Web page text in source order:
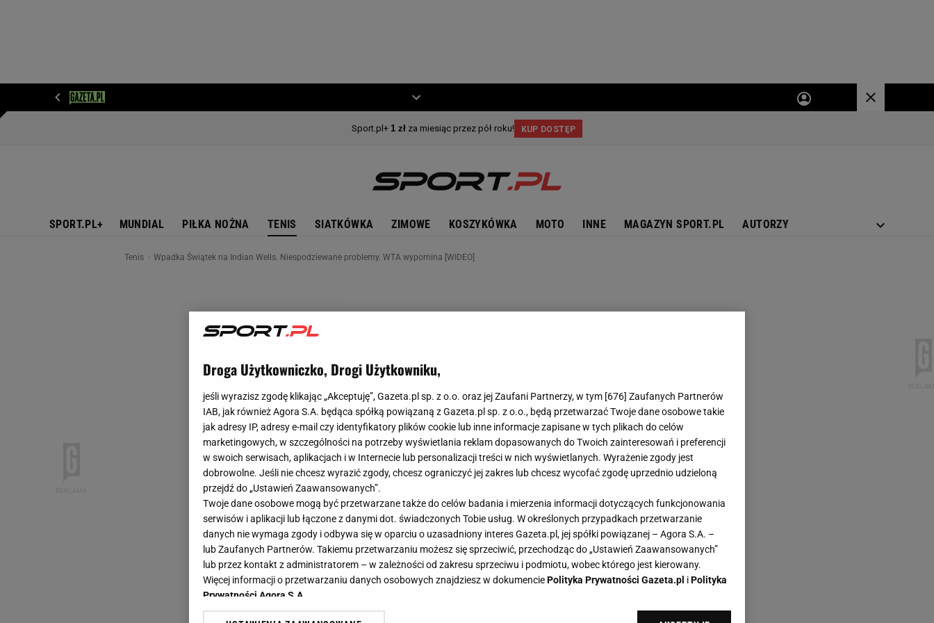
SPORT.PL+ MUNDIAL PIŁKA NOŻNA TENIS SIATKÓWKA ZIMOWE KOSZYKÓWKA MOTO INNE MAGAZYN SPORT.PL AUTORZY
Tenis Wpadka Świątek na Indian Wells. Niespodziewane problemy. WTA wypomina [WIDEO]
Droga Użytkowniczko, Drogi Użytkowniku,
jeśli wyrazisz zgodę klikając „Akceptuję”, Gazeta.pl sp. z o.o. oraz jej Zaufani Partnerzy, w tym [676] Zaufanych Partnerów
IAB, jak również Agora S.A. będąca spółką powiązaną z Gazeta.pl sp. z o.o., będą przetwarzać Twoje dane osobowe takie
jak adresy IP, adresy e-mail czy identyfikatory plików cookie lub inne informacje zapisane w tych plikach do celów
marketingowych, w szczególności na potrzeby wyświetlania reklam dopasowanych do Twoich zainteresowań i preferencji
w swoich serwisach, aplikacjach i w Internecie lub personalizacji treści w nich wyświetlanych. Wyrażenie zgody jest
dobrowolne. Jeśli nie chcesz wyrazić zgody, chcesz ograniczyć jej zakres lub chcesz wycofać zgodę uprzednio udzieloną
przejdź do „Ustawień Zaawansowanych”.
Twoje dane osobowe mogą być przetwarzane także do celów badania i mierzenia informacji dotyczących funkcjonowania
serwisów i aplikacji lub łączone z danymi dot. świadczonych Tobie usług. W określonych przypadkach przetwarzanie
danych nie wymaga zgody i odbywa się w oparciu o uzasadniony interes Gazeta.pl, jej spółki powiązanej – Agora S.A. –
lub Zaufanych Partnerów. Takiemu przetwarzaniu możesz się sprzeciwić, przechodząc do „Ustawień Zaawansowanych”
lub przez kontakt z administratorem – w zależności od zakresu sprzeciwu i podmiotu, wobec którego jest kierowany.
Więcej informacji o przetwarzaniu danych osobowych znajdziesz w dokumenciePolityka Prywatności Gazeta.pl iPolityka
Prywatności Agora S.A.